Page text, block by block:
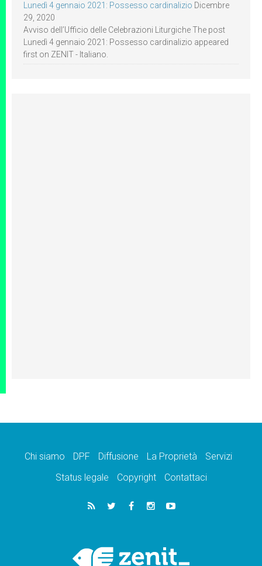
Lunedì 4 gennaio 2021: Possesso cardinalizio Dicembre
29, 2020
Avviso dell’Ufficio delle Celebrazioni Liturgiche The post
Lunedì 4 gennaio 2021: Possesso cardinalizio appeared
first on ZENIT - Italiano.
Chi siamo DPF Diffusione La Proprietà
Servizi
Status legale
Copyright Contattaci